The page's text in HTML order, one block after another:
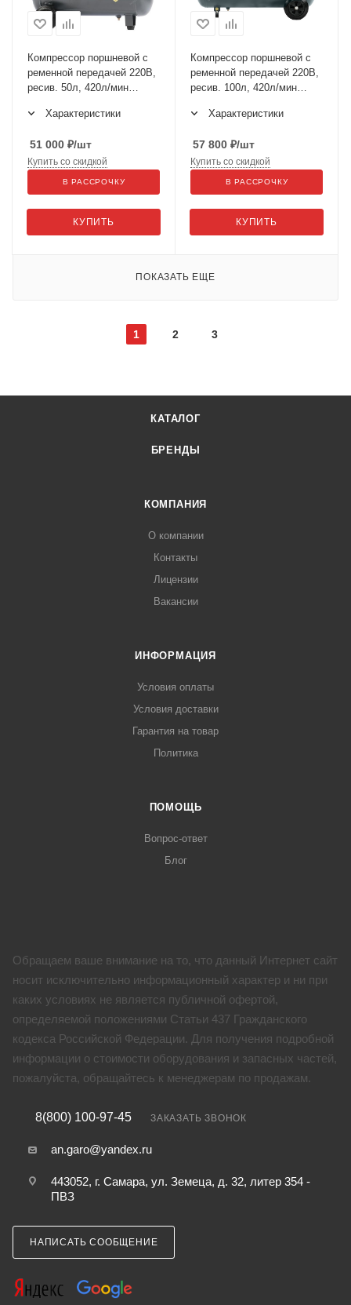
Компрессор поршневой с
ременной передачей 220В,
ресив. 50л, 420л/мин
Характеристики
51 000 ₽/шт
КУПИТЬ
Купить со скидкой
В РАССРОЧКУ
Компрессор поршневой с
ременной передачей 220В,
ресив. 100л, 420л/мин
Характеристики
57 800 ₽/шт
КУПИТЬ
Купить со скидкой
В РАССРОЧКУ
ПОКАЗАТЬ ЕЩЕ
1 2 3
КАТАЛОГ
БРЕНДЫ
КОМПАНИЯ
О компании
Контакты
Лицензии
Вакансии
ИНФОРМАЦИЯ
Условия оплаты
Условия доставки
Гарантия на товар
Политика
ПОМОЩЬ
Вопрос-ответ
Блог
Обращаем ваше внимание на то, что данный Интернет сайт
носит исключительно информационный характер и ни при
каких условиях не является публичной офертой,
определяемой положениями Статьи 437 Гражданского
кодекса Российской Федерации. Для получения подробной
информации о стоимости оборудования и запасных частей,
пожалуйста, обращайтесь к менеджерам по продажам.
8(800) 100-97-45 ЗАКАЗАТЬ ЗВОНОК
an.garo@yandex.ru
443052, г. Самара, ул. Земеца, д. 32, литер 354 -
ПВЗ
НАПИСАТЬ СООБЩЕНИЕ